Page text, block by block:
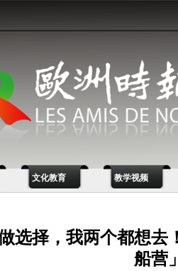
文化教育 教学视频
选择，我两个都想去
船营」